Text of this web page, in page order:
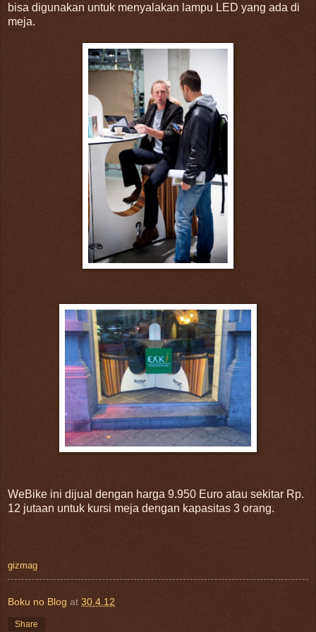
bisa digunakan untuk menyalakan lampu LED yang ada di
meja.
WeBike ini dijual dengan harga 9.950 Euro atau sekitar Rp.
12 jutaan untuk kursi meja dengan kapasitas 3 orang.
gizmag
Boku no Blog at 30.4.12
Share